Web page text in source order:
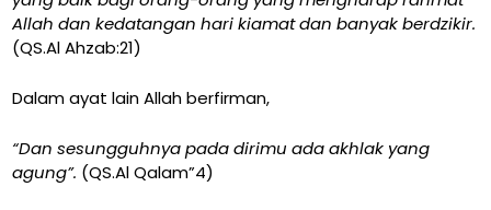
Allah dan kedatangan hari kiamat dan banyak berdzikir.
(QS.Al Ahzab:21)
Dalam ayat lain Allah berfirman,
“Dan sesungguhnya pada dirimu ada akhlak yang
agung”. (QS.Al Qalam”4)